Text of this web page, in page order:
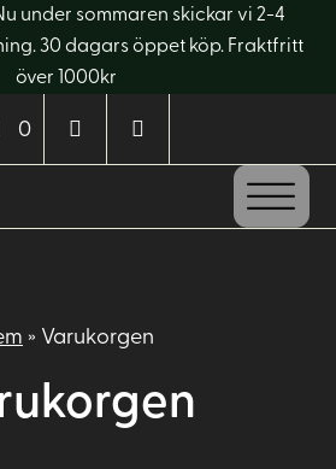
Nu under sommaren skickar vi 2-4
30 dagars öppet köp. Fraktfritt
över 1000kr
0
» Varukorgen